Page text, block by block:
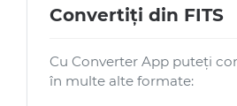
Convertiți din FITS
Cu Converter App puteți
în multe alte formate: